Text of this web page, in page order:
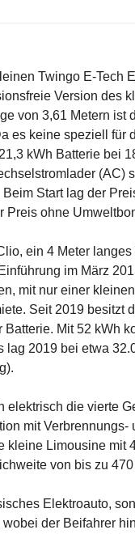
Twingo E-Tech
Version des
von 3,61 Metern ist
es keine speziell
kWh Batterie bei
(AC)
Start lag der
Preis ohne
ein 4 Meter
im März
mit nur einer
Seit 2019 besitzt
Mit 52 kWh
2019 bei etwa
elektrisch die vierte
mit Verbrennungs-
Limousine mit
von bis zu 470
Elektroauto,
der Beifahrer